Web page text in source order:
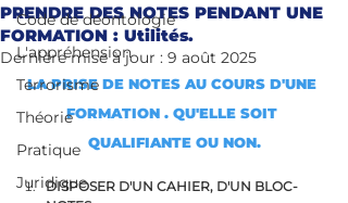
Code de déontologie
L'appréhension
Terrorisme
Théorie
Pratique
Juridique
PRENDRE DES NOTES PENDANT UNE
FORMATION : Utilités.
Dernière mise à jour : 9 août 2025
LA PRISE DE NOTES AU COURS D'UNE
FORMATION . QU'ELLE SOIT
QUALIFIANTE OU NON.
DISPOSER D'UN CAHIER, D'UN BLOC-